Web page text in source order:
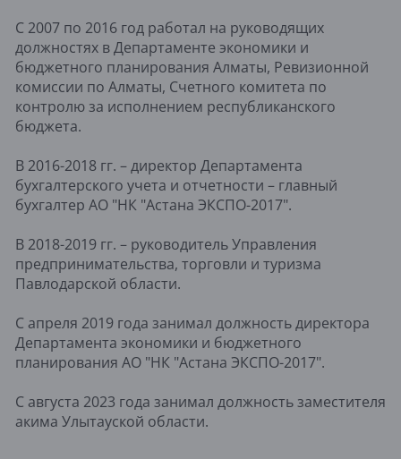
С 2007 по 2016 год работал на руководящих
должностях в Департаменте экономики и
бюджетного планирования Алматы, Ревизионной
комиссии по Алматы, Счетного комитета по
контролю за исполнением республиканского
бюджета.
В 2016-2018 гг. – директор Департамента
бухгалтерского учета и отчетности – главный
бухгалтер АО "НК "Астана ЭКСПО-2017".
В 2018-2019 гг. – руководитель Управления
предпринимательства, торговли и туризма
Павлодарской области.
С апреля 2019 года занимал должность директора
Департамента экономики и бюджетного
планирования АО "НК "Астана ЭКСПО-2017".
С августа 2023 года занимал должность заместителя
акима Улытауской области.